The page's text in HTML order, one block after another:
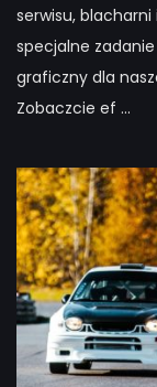
serwisu, blacharni
specjalne
graficzny dla
Zobaczcie ef ...